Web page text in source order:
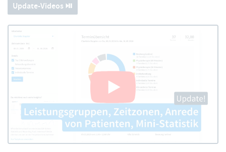
Update-Videos ⏯️